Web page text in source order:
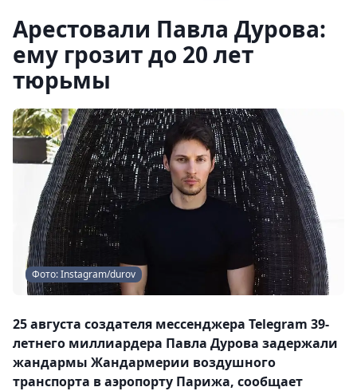
Арестовали Павла Дурова:
ему грозит до 20 лет
тюрьмы
Фото: Instagram/durov
25 августа создателя мессенджера Telegram 39-
летнего миллиардера Павла Дурова задержали
жандармы Жандармерии воздушного
транспорта в аэропорту Парижа, сообщает